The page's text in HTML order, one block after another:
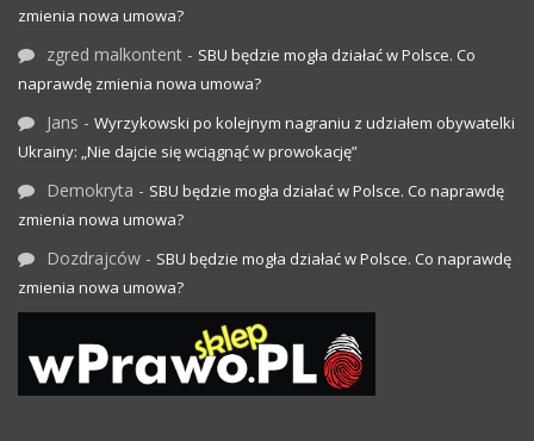
zmienia nowa umowa?
zgred malkontent - SBU będzie mogła działać w Polsce. Co
naprawdę zmienia nowa umowa?
Jans - Wyrzykowski po kolejnym nagraniu z udziałem obywatelki
Ukrainy: „Nie dajcie się wciągnąć w prowokację”
Demokryta - SBU będzie mogła działać w Polsce. Co naprawdę
zmienia nowa umowa?
Dozdrajców - SBU będzie mogła działać w Polsce. Co naprawdę
zmienia nowa umowa?